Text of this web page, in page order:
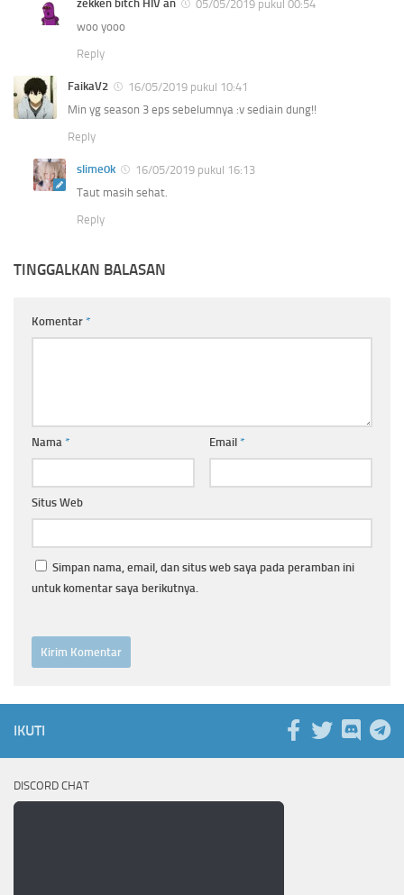
zekken bitch HIV an
05/05/2019 pukul 00:54
woo yooo
Reply
FaikaV2
16/05/2019 pukul 10:41
Min yg season 3 eps sebelumnya :v sediain dung!!
Reply
slime0k
16/05/2019 pukul 16:13
Taut masih sehat.
Reply
TINGGALKAN BALASAN
Komentar *
Nama * Email *
Situs Web
Simpan nama, email, dan situs web saya pada peramban ini
untuk komentar saya berikutnya.
IKUTI
DISCORD CHAT